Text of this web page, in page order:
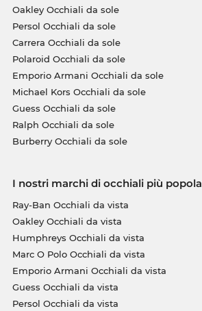
Oakley Occhiali da sole
Persol Occhiali da sole
Carrera Occhiali da sole
Polaroid Occhiali da sole
Emporio Armani Occhiali da sole
Michael Kors Occhiali da sole
Guess Occhiali da sole
Ralph Occhiali da sole
Burberry Occhiali da sole
I nostri marchi di occhiali più
Ray-Ban Occhiali da vista
Oakley Occhiali da vista
Humphreys Occhiali da vista
Marc O Polo Occhiali da vista
Emporio Armani Occhiali da vista
Guess Occhiali da vista
Persol Occhiali da vista